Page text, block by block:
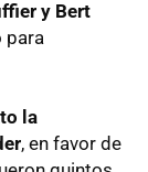
y Bert
para
la
, en favor de